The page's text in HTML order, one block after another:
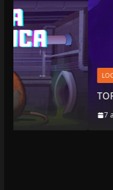
LOCALES OPINIÓN
TOP TEN DEL
7 agosto, 2026